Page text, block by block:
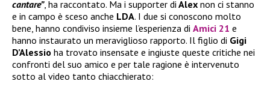
cantare”, ha raccontato. Ma i supporter di Alex non ci stanno
e in campo è sceso anche LDA. I due si conoscono molto
bene, hanno condiviso insieme l’esperienza di Amici 21 e
hanno instaurato un meraviglioso rapporto. Il figlio di Gigi
D’Alessio ha trovato insensate e ingiuste queste critiche nei
confronti del suo amico e per tale ragione è intervenuto
sotto al video tanto chiacchierato: